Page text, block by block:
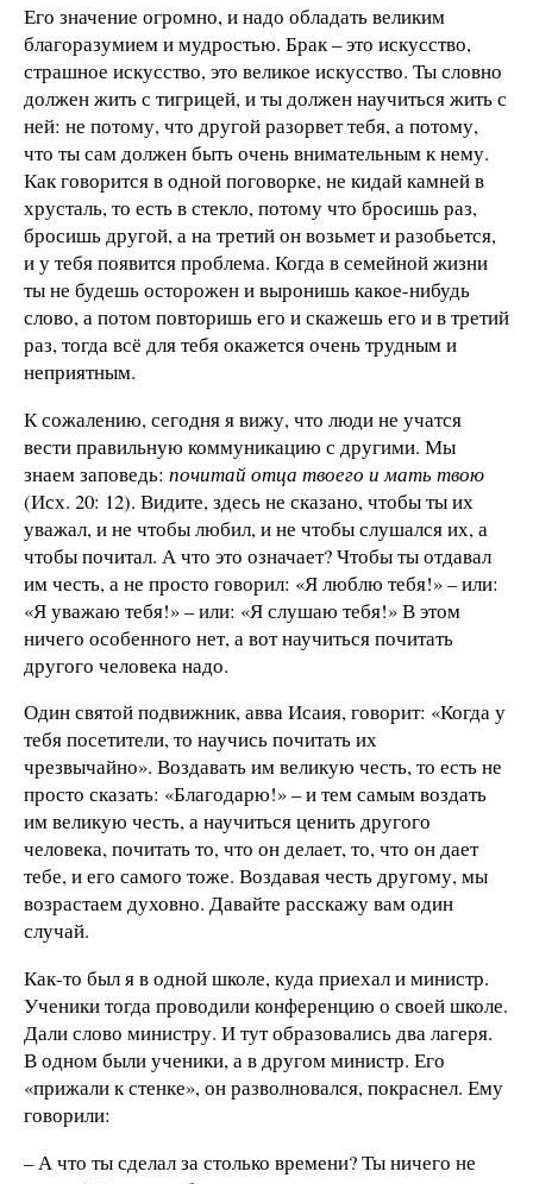
Его значение огромно, и надо обладать великим
благоразумием и мудростью. Брак – это искусство,
страшное искусство, это великое искусство. Ты словно
должен жить с тигрицей, и ты должен научиться жить с
ней: не потому, что другой разорвет тебя, а потому,
что ты сам должен быть очень внимательным к нему.
Как говорится в одной поговорке, не кидай камней в
хрусталь, то есть в стекло, потому что бросишь раз,
бросишь другой, а на третий он возьмет и разобьется,
и у тебя появится проблема. Когда в семейной жизни
ты не будешь осторожен и выронишь какое-нибудь
слово, а потом повторишь его и скажешь его и в третий
раз, тогда всё для тебя окажется очень трудным и
неприятным.
К сожалению, сегодня я вижу, что люди не учатся
вести правильную коммуникацию с другими. Мы
знаем заповедь: почитай отца твоего и мать твою
(Исх. 20: 12). Видите, здесь не сказано, чтобы ты их
уважал, и не чтобы любил, и не чтобы слушался их, а
чтобы почитал. А что это означает? Чтобы ты отдавал
им честь, а не просто говорил: «Я люблю тебя!» – или:
«Я уважаю тебя!» – или: «Я слушаю тебя!» В этом
ничего особенного нет, а вот научиться почитать
другого человека надо.
Один святой подвижник, авва Исаия, говорит: «Когда у
тебя посетители, то научись почитать их
чрезвычайно». Воздавать им великую честь, то есть не
просто сказать: «Благодарю!» – и тем самым воздать
им великую честь, а научиться ценить другого
человека, почитать то, что он делает, то, что он дает
тебе, и его самого тоже. Воздавая честь другому, мы
возрастаем духовно. Давайте расскажу вам один
случай.
Как-то был я в одной школе, куда приехал и министр.
Ученики тогда проводили конференцию о своей школе.
Дали слово министру. И тут образовались два лагеря.
В одном были ученики, а в другом министр. Его
«прижали к стенке», он разволновался, покраснел. Ему
говорили:
– А что ты сделал за столько времени? Ты ничего не